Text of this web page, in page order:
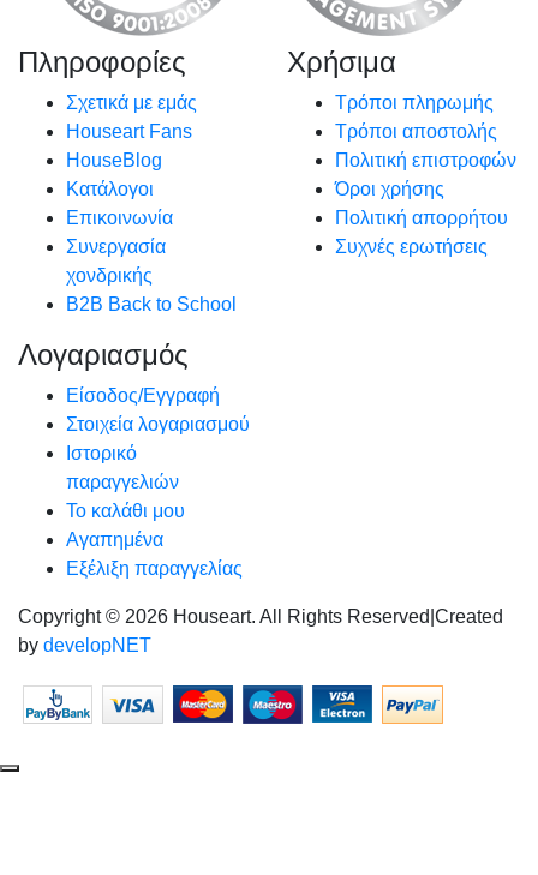
Πληροφορίες
Σχετικά με εμάς
Houseart Fans
HouseBlog
Κατάλογοι
Επικοινωνία
Συνεργασία
χονδρικής
B2B Back to School
Χρήσιμα
Τρόποι πληρωμής
Τρόποι αποστολής
Πολιτική επιστροφών
Όροι χρήσης
Πολιτική απορρήτου
Συχνές ερωτήσεις
Λογαριασμός
Είσοδος/Εγγραφή
Στοιχεία λογαριασμού
Ιστορικό
παραγγελιών
Το καλάθι μου
Αγαπημένα
Εξέλιξη παραγγελίας
Copyright © 2026 Houseart. All Rights Reserved Created
by developNET